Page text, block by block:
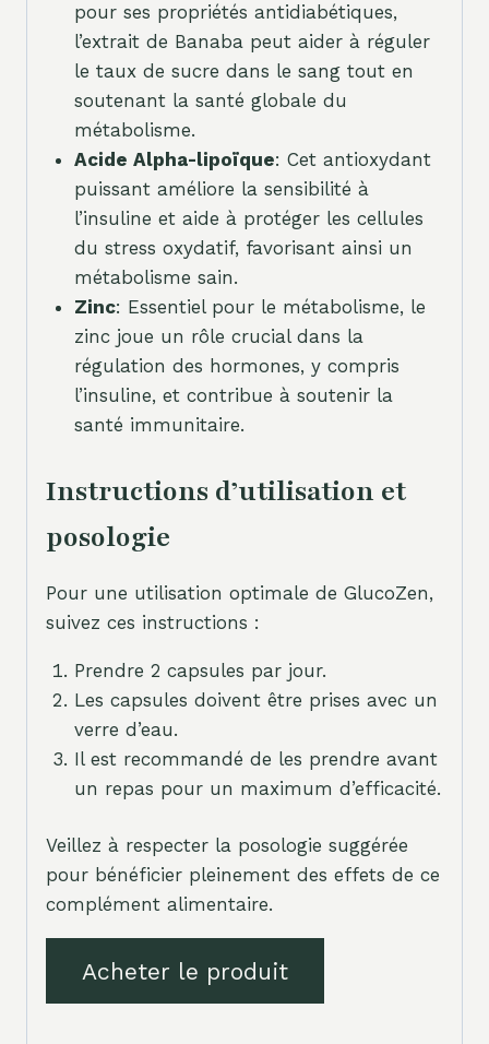
pour ses propriétés antidiabétiques,
l’extrait de Banaba peut aider à réguler
le taux de sucre dans le sang tout en
soutenant la santé globale du
métabolisme.
Acide Alpha-lipoïque: Cet antioxydant
puissant améliore la sensibilité à
l’insuline et aide à protéger les cellules
du stress oxydatif, favorisant ainsi un
métabolisme sain.
Zinc: Essentiel pour le métabolisme, le
zinc joue un rôle crucial dans la
régulation des hormones, y compris
l’insuline, et contribue à soutenir la
santé immunitaire.
Instructions d’utilisation et
posologie
Pour une utilisation optimale de GlucoZen,
suivez ces instructions :
Prendre 2 capsules par jour.
Les capsules doivent être prises avec un
verre d’eau.
Il est recommandé de les prendre avant
un repas pour un maximum d’efficacité.
Veillez à respecter la posologie suggérée
pour bénéficier pleinement des effets de ce
complément alimentaire.
Acheter le produit